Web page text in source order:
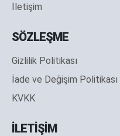
İletişim
SÖZLEŞME
Gizlilik Politikası
İade ve Değişim Politikası
KVKK
İLETİŞİM